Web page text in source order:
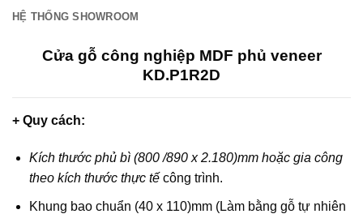
HỆ THỐNG SHOWROOM
Cửa gỗ công nghiệp MDF phủ veneer
KD.P1R2D
+ Quy cách:
Kích thước phủ bì (800 /890 x 2.180)mm hoặc gia công
theo kích thước thực tế công trình.
Khung bao chuẩn (40 x 110)mm (Làm bằng gỗ tự nhiên